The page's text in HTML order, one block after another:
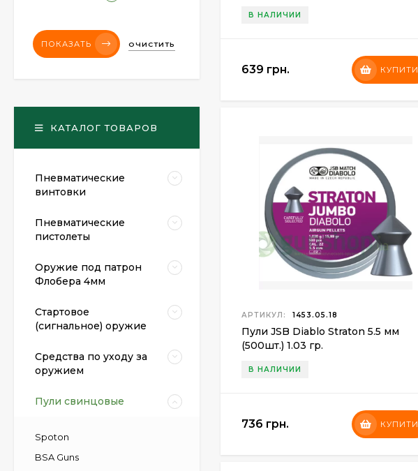
В НАЛИЧИИ
639 грн. КУПИТИ
АРТИКУЛ: 1453.05.18
Пули JSB Diablo Straton 5.5 мм
(500шт.) 1.03 гр.
В НАЛИЧИИ
736 грн. КУПИТИ
ПОКАЗАТЬ ОЧИСТИТЬ
КАТАЛОГ ТОВАРОВ
Пневматические
винтовки
Пневматические
пистолеты
Оружие под патрон
Флобера 4мм
Стартовое
(сигнальное) оружие
Средства по уходу за
оружием
Пули свинцовые
Spoton
BSA Guns